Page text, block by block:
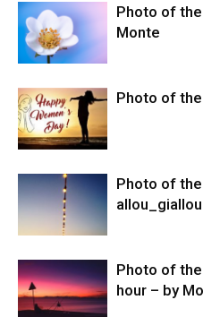
Photo of
Monte
Photo of the
Photo of
allou_giallou
Photo of
hour – by